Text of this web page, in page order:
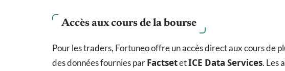
Accès aux cours de la bourse
Pour les traders, Fortuneo offre un accès direct aux cours de
des données fournies parFactsetetICE Data Services. Les